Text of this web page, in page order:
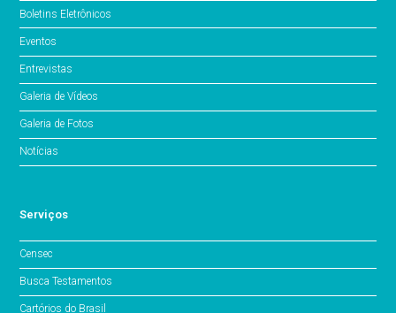
Boletins Eletrônicos
Eventos
Entrevistas
Galeria de Vídeos
Galeria de Fotos
Notícias
Serviços
Censec
Busca Testamentos
Cartórios do Brasil